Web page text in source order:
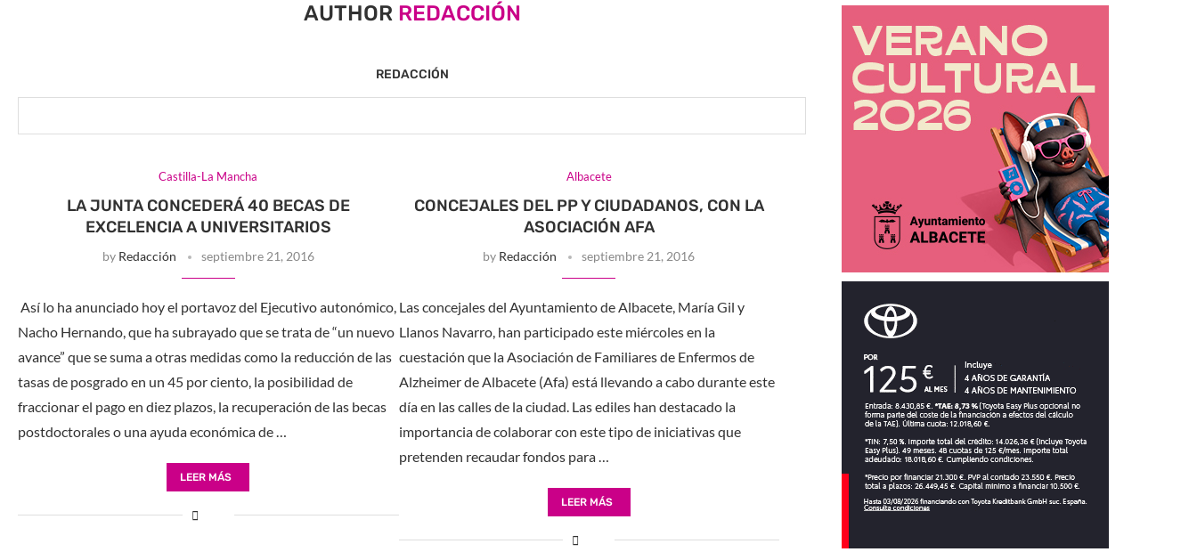
AUTHOR REDACCIÓN
REDACCIÓN
Castilla-La Mancha
LA JUNTA CONCEDERÁ 40 BECAS DE
EXCELENCIA A UNIVERSITARIOS
by Redacción septiembre 21, 2016
Así lo ha anunciado hoy el portavoz del Ejecutivo autonómico,
Nacho Hernando, que ha subrayado que se trata de “un nuevo
avance” que se suma a otras medidas como la reducción de las
tasas de posgrado en un 45 por ciento, la posibilidad de
fraccionar el pago en diez plazos, la recuperación de las becas
postdoctorales o una ayuda económica de …
LEER MÁS
Albacete
CONCEJALES DEL PP Y CIUDADANOS, CON LA
ASOCIACIÓN AFA
by Redacción septiembre 21, 2016
Las concejales del Ayuntamiento de Albacete, María Gil y
Llanos Navarro, han participado este miércoles en la
cuestación que la Asociación de Familiares de Enfermos de
Alzheimer de Albacete (Afa) está llevando a cabo durante este
día en las calles de la ciudad. Las ediles han destacado la
importancia de colaborar con este tipo de iniciativas que
pretenden recaudar fondos para …
LEER MÁS